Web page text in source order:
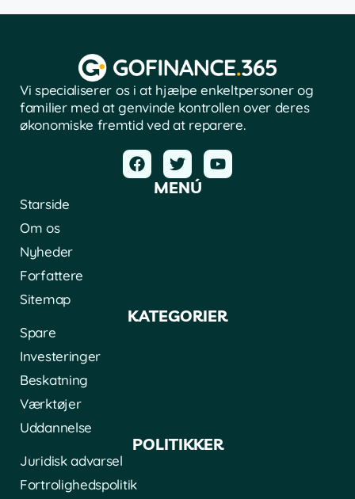
Vi specialiserer os i at hjælpe enkeltpersoner og
familier med at genvinde kontrollen over deres
økonomiske fremtid ved at reparere.
MENÚ
Starside
Om os
Nyheder
Forfattere
Sitemap
KATEGORIER
Spare
Investeringer
Beskatning
Værktøjer
Uddannelse
POLITIKKER
Juridisk advarsel
Fortrolighedspolitik